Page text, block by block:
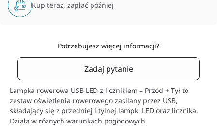
Kup teraz, zapłać później
Potrzebujesz więcej informacji?
Zadaj pytanie
Lampka rowerowa USB LED z licznikiem – Przód + Tył to
zestaw oświetlenia rowerowego zasilany przez USB,
składający się z przedniej i tylnej lampki LED oraz licznika.
Działa w różnych warunkach pogodowych.